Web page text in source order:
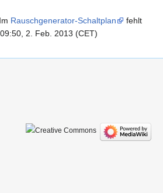
Rauschgenerator-Schaltplan
fehlt
2. Feb. 2013 (CET)